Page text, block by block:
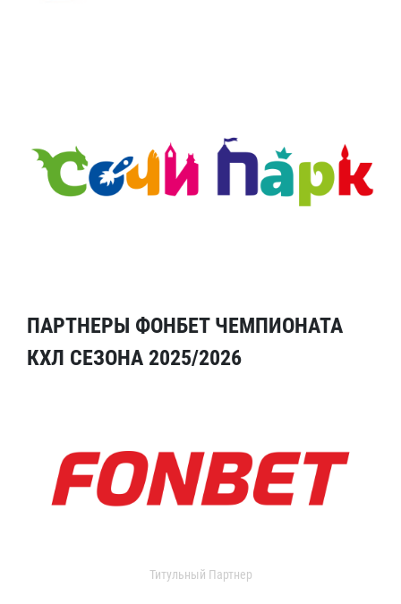
ПАРТНЕРЫ ФОНБЕТ ЧЕМПИОНАТА
КХЛ СЕЗОНА 2025/2026
Титульный Партнер